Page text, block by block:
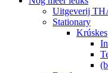
Uitgeverij
Stationary
Krúskes